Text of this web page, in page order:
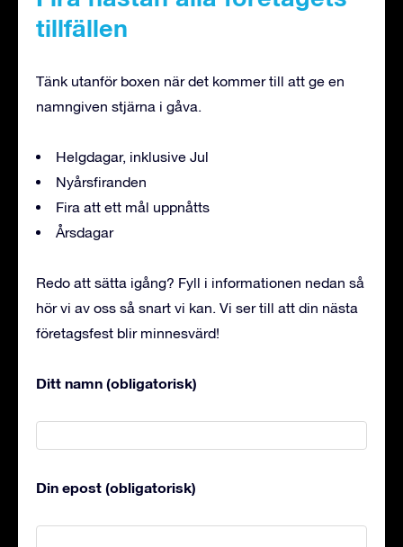
tillfällen
Tänk utanför boxen när det kommer till att ge en
namngiven stjärna i gåva.
Helgdagar, inklusive Jul
Nyårsfiranden
Fira att ett mål uppnåtts
Årsdagar
Redo att sätta igång? Fyll i informationen nedan så
hör vi av oss så snart vi kan. Vi ser till att din nästa
företagsfest blir minnesvärd!
Ditt namn (obligatorisk)
Din epost (obligatorisk)